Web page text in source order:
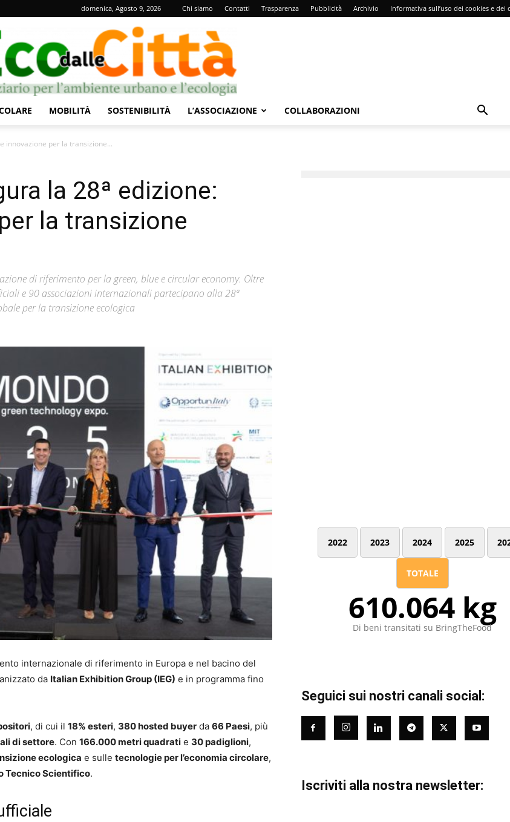
domenica, Agosto 9, 2026 Chi siamo Contatti Trasparenza Pubblicità Archivio Informativa sull’uso dei cookies e dei
Città
MOBILITÀ SOSTENIBILITÀ L’ASSOCIAZIONE COLLABORAZIONI
innovazione per la transizione...
la 28ª edizione:
la transizione
di riferimento per la green, blue e circular economy. Oltre
e 90 associazioni internazionali partecipano alla 28ª
per la transizione ecologica
internazionale di riferimento in Europa e nel bacino del
da Italian Exhibition Group (IEG) e in programma fino
, di cui il 18% esteri, 380 hosted buyer da 66 Paesi, più
di settore. Con 166.000 metri quadrati e 30 padiglioni,
ecologica e sulle tecnologie per l’economia circolare,
Tecnico Scientifico.
2022 2023 2024 2025
TOTALE
610.064 kg
Di beni transitati su BringTheFood
Seguici sui nostri canali social:
Iscriviti alla nostra newsletter: